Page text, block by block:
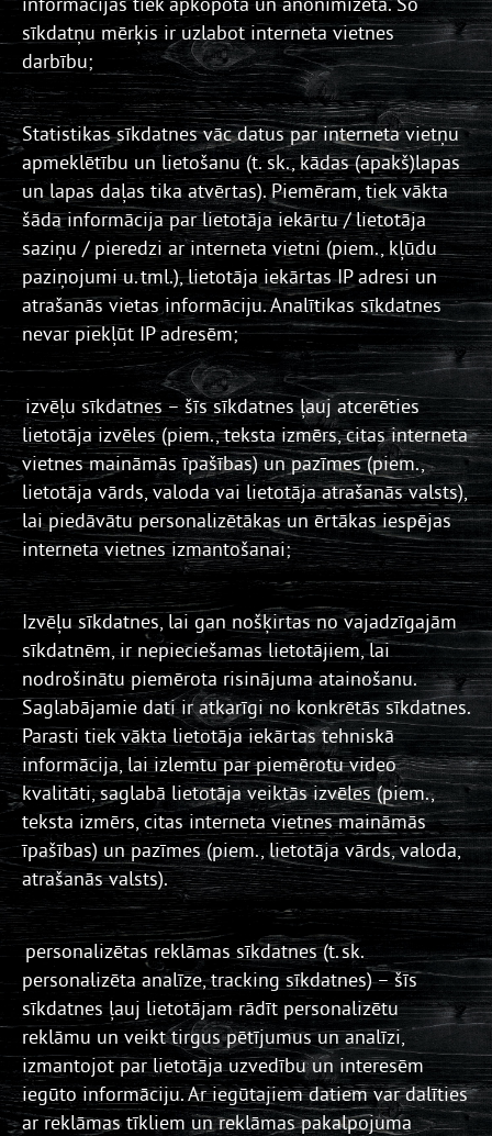
sīkdatņu mērķis ir uzlabot interneta vietnes
darbību;
Statistikas sīkdatnes vāc datus par interneta vietņu
apmeklētību un lietošanu (t. sk., kādas (apakš)lapas
un lapas daļas tika atvērtas). Piemēram, tiek vākta
šāda informācija par lietotāja iekārtu / lietotāja
saziņu / pieredzi ar interneta vietni (piem., kļūdu
paziņojumi u. tml.), lietotāja iekārtas IP adresi un
atrašanās vietas informāciju. Analītikas sīkdatnes
nevar piekļūt IP adresēm;
izvēļu sīkdatnes – šīs sīkdatnes ļauj atcerēties
lietotāja izvēles (piem., teksta izmērs, citas interneta
vietnes maināmās īpašības) un pazīmes (piem.,
lietotāja vārds, valoda vai lietotāja atrašanās valsts),
lai piedāvātu personalizētākas un ērtākas iespējas
interneta vietnes izmantošanai;
Izvēļu sīkdatnes, lai gan nošķirtas no vajadzīgajām
sīkdatnēm, ir nepieciešamas lietotājiem, lai
nodrošinātu piemērota risinājuma atainošanu.
Saglabājamie dati ir atkarīgi no konkrētās sīkdatnes.
Parasti tiek vākta lietotāja iekārtas tehniskā
informācija, lai izlemtu par piemērotu video
kvalitāti, saglabā lietotāja veiktās izvēles (piem.,
teksta izmērs, citas interneta vietnes maināmās
īpašības) un pazīmes (piem., lietotāja vārds, valoda,
atrašanās valsts).
personalizētas reklāmas sīkdatnes (t. sk.
personalizēta analīze, tracking sīkdatnes) – šīs
sīkdatnes ļauj lietotājam rādīt personalizētu
reklāmu un veikt tirgus pētījumus un analīzi,
izmantojot par lietotāja uzvedību un interesēm
iegūto informāciju. Ar iegūtajiem datiem var dalīties
ar reklāmas tīkliem un reklāmas pakalpojuma